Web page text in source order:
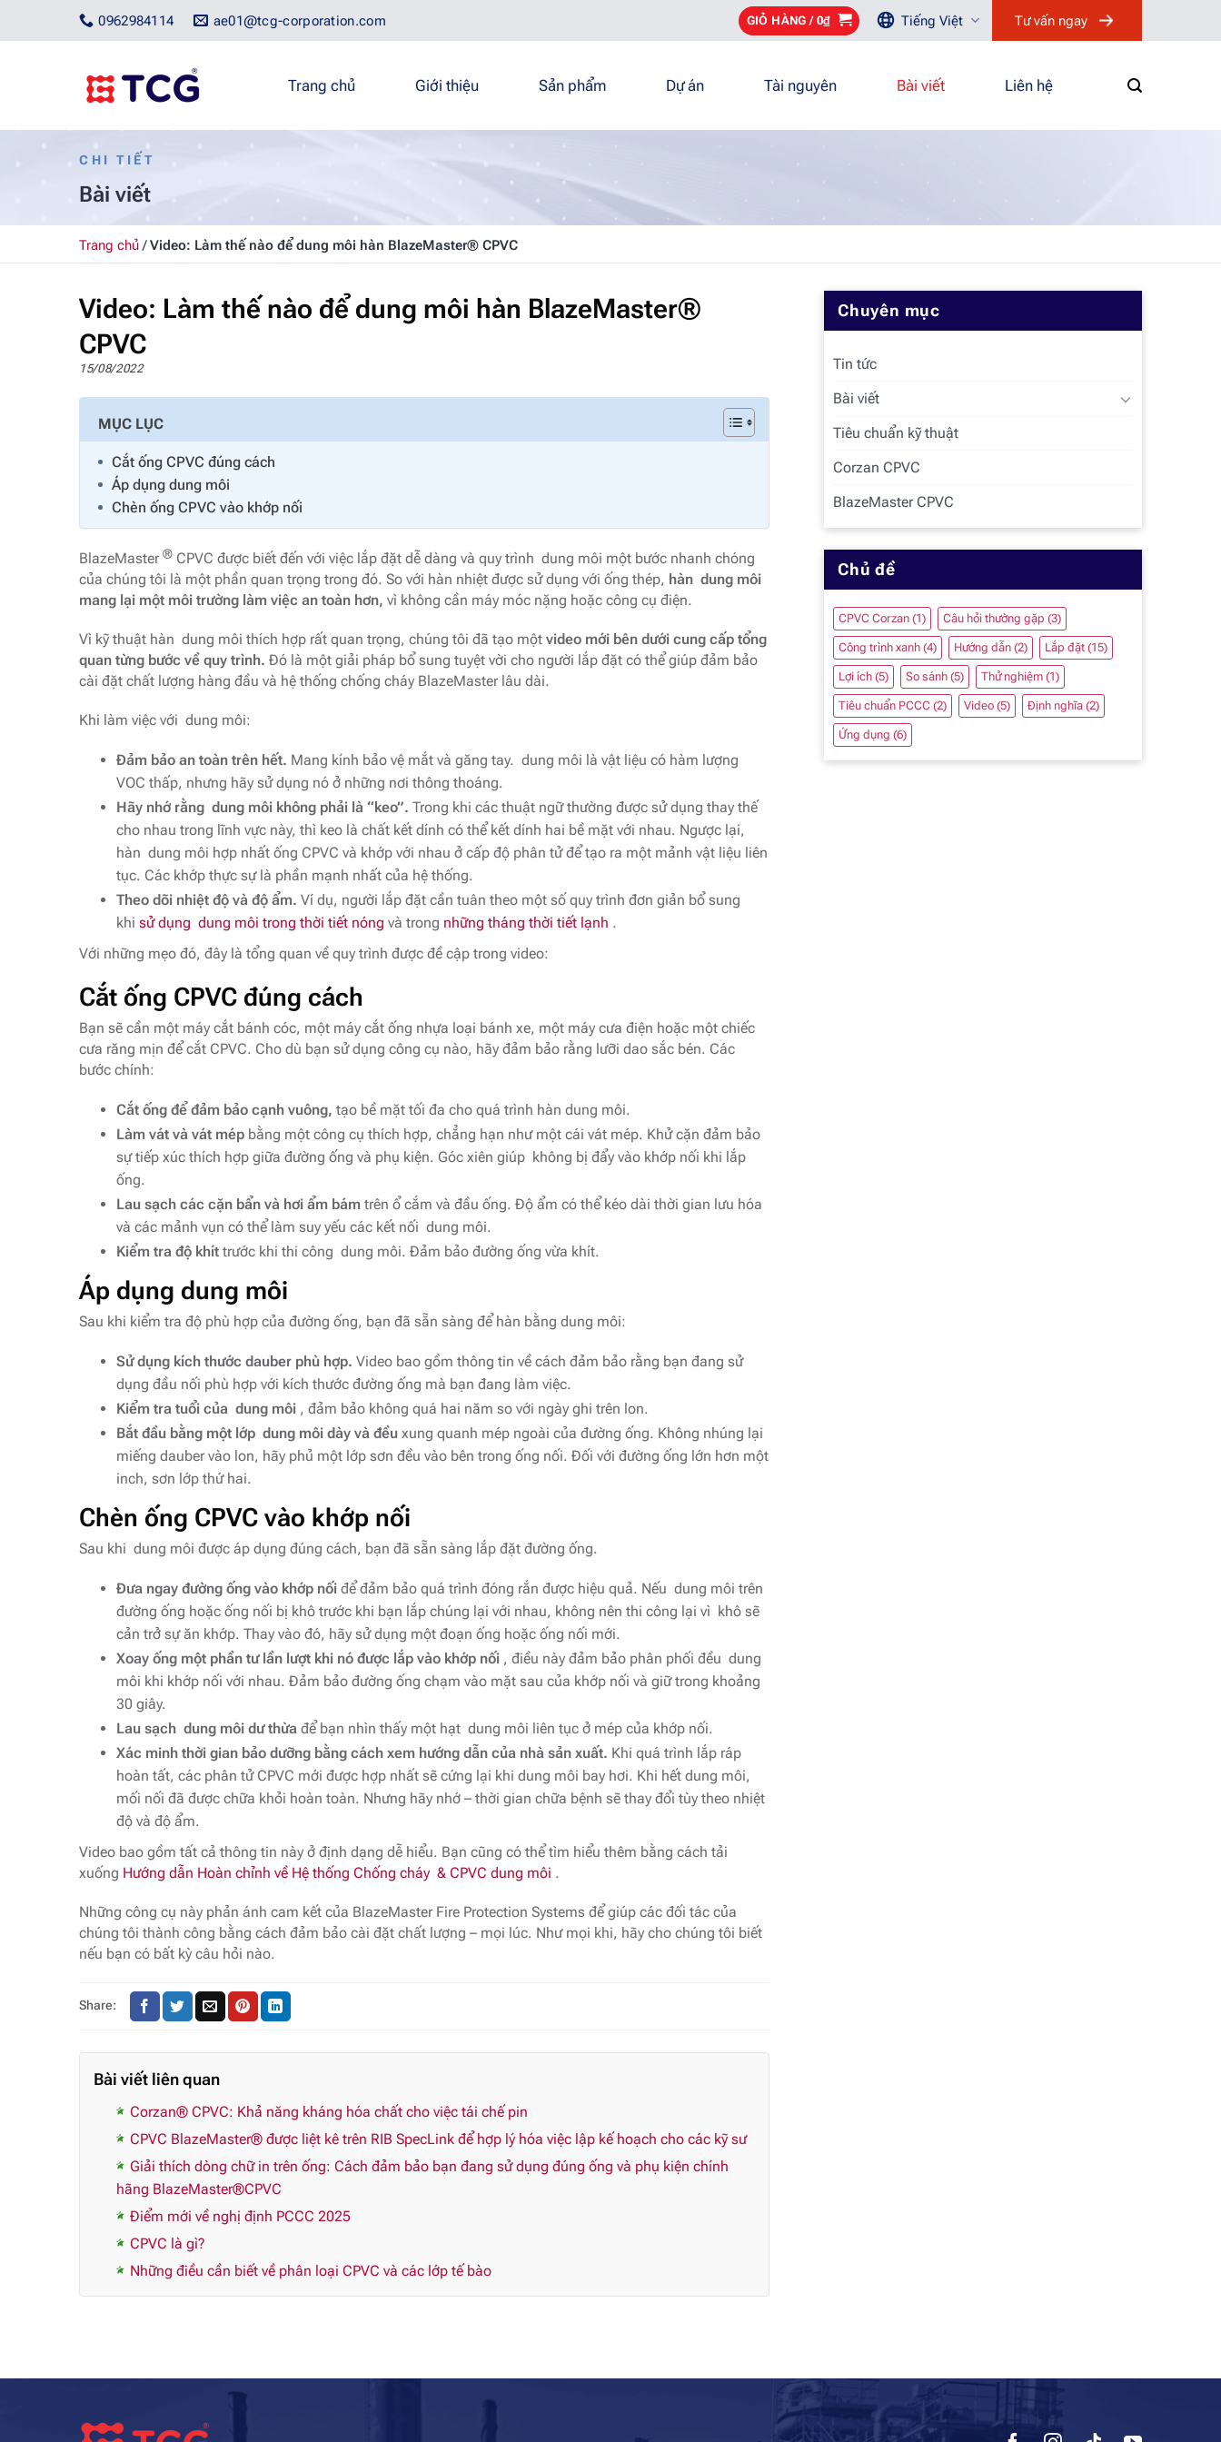
ae01@tcg-corporation.com
0962984114 GIỎ HÀNG / 0₫ Tiếng Việt Tư vấn ngay
Trang chủ Giới thiệu Sản phẩm Dự án Tài nguyên Bài viết Liên hệ
CHI TIẾT
Bài viết
Trang chủ/Video: Làm thế nào để dung môi hàn BlazeMaster® CPVC
Video: Làm thế nào để dung môi hàn BlazeMaster®
CPVC
15/08/2022
MỤC LỤC
Cắt ống CPVC đúng cách
Áp dụng dung môi
Chèn ống CPVC vào khớp nối
BlazeMaster ® CPVC được biết đến với việc lắp đặt dễ dàng và quy trình dung môi một bước nhanh chóng
của chúng tôi là một phần quan trọng trong đó. So với hàn nhiệt được sử dụng với ống thép, hàn dung môi
mang lại một môi trường làm việc an toàn hơn, vì không cần máy móc nặng hoặc công cụ điện.
Vì kỹ thuật hàn dung môi thích hợp rất quan trọng, chúng tôi đã tạo một video mới bên dưới cung cấp tổng
quan từng bước về quy trình. Đó là một giải pháp bổ sung tuyệt vời cho người lắp đặt có thể giúp đảm bảo
cài đặt chất lượng hàng đầu và hệ thống chống cháy BlazeMaster lâu dài.
Khi làm việc với dung môi:
Đảm bảo an toàn trên hết. Mang kính bảo vệ mắt và găng tay. dung môi là vật liệu có hàm lượng
VOC thấp, nhưng hãy sử dụng nó ở những nơi thông thoáng.
Hãy nhớ rằng dung môi không phải là “keo”. Trong khi các thuật ngữ thường được sử dụng thay thế
cho nhau trong lĩnh vực này, thì keo là chất kết dính có thể kết dính hai bề mặt với nhau. Ngược lại,
hàn dung môi hợp nhất ống CPVC và khớp với nhau ở cấp độ phân tử để tạo ra một mảnh vật liệu liên
tục. Các khớp thực sự là phần mạnh nhất của hệ thống.
Theo dõi nhiệt độ và độ ẩm. Ví dụ, người lắp đặt cần tuân theo một số quy trình đơn giản bổ sung
khi sử dụng dung môi trong thời tiết nóng và trong những tháng thời tiết lạnh .
Với những mẹo đó, đây là tổng quan về quy trình được đề cập trong video:
Cắt ống CPVC đúng cách
Bạn sẽ cần một máy cắt bánh cóc, một máy cắt ống nhựa loại bánh xe, một máy cưa điện hoặc một chiếc
cưa răng mịn để cắt CPVC. Cho dù bạn sử dụng công cụ nào, hãy đảm bảo rằng lưỡi dao sắc bén. Các
bước chính:
Cắt ống để đảm bảo cạnh vuông, tạo bề mặt tối đa cho quá trình hàn dung môi.
Làm vát và vát mépbằng một công cụ thích hợp, chẳng hạn như một cái vát mép. Khử cặn đảm bảo
sự tiếp xúc thích hợp giữa đường ống và phụ kiện. Góc xiên giúp không bị đẩy vào khớp nối khi lắp
ống.
Lau sạch các cặn bẩn và hơi ẩm bámtrên ổ cắm và đầu ống. Độ ẩm có thể kéo dài thời gian lưu hóa
và các mảnh vụn có thể làm suy yếu các kết nối dung môi.
Kiểm tra độ khíttrước khi thi công dung môi. Đảm bảo đường ống vừa khít.
Áp dụng dung môi
Sau khi kiểm tra độ phù hợp của đường ống, bạn đã sẵn sàng để hàn bằng dung môi:
Sử dụng kích thước dauber phù hợp. Video bao gồm thông tin về cách đảm bảo rằng bạn đang sử
dụng đầu nối phù hợp với kích thước đường ống mà bạn đang làm việc.
Kiểm tra tuổi của dung môi, đảm bảo không quá hai năm so với ngày ghi trên lon.
Bắt đầu bằng một lớp dung môi dày và đềuxung quanh mép ngoài của đường ống. Không nhúng lại
miếng dauber vào lon, hãy phủ một lớp sơn đều vào bên trong ống nối. Đối với đường ống lớn hơn một
inch, sơn lớp thứ hai.
Chèn ống CPVC vào khớp nối
Sau khi dung môi được áp dụng đúng cách, bạn đã sẵn sàng lắp đặt đường ống.
Đưa ngay đường ống vào khớp nốiđể đảm bảo quá trình đóng rắn được hiệu quả. Nếu dung môi trên
đường ống hoặc ống nối bị khô trước khi bạn lắp chúng lại với nhau, không nên thi công lại vì khô sẽ
cản trở sự ăn khớp. Thay vào đó, hãy sử dụng một đoạn ống hoặc ống nối mới.
Xoay ống một phần tư lần lượt khi nó được lắp vào khớp nối, điều này đảm bảo phân phối đều dung
môi khi khớp nối với nhau. Đảm bảo đường ống chạm vào mặt sau của khớp nối và giữ trong khoảng
30 giây.
Lau sạch dung môi dư thừađể bạn nhìn thấy một hạt dung môi liên tục ở mép của khớp nối.
Xác minh thời gian bảo dưỡng bằng cách xem hướng dẫn của nhà sản xuất. Khi quá trình lắp ráp
hoàn tất, các phân tử CPVC mới được hợp nhất sẽ cứng lại khi dung môi bay hơi. Khi hết dung môi,
mối nối đã được chữa khỏi hoàn toàn. Nhưng hãy nhớ – thời gian chữa bệnh sẽ thay đổi tùy theo nhiệt
độ và độ ẩm.
Video bao gồm tất cả thông tin này ở định dạng dễ hiểu. Bạn cũng có thể tìm hiểu thêm bằng cách tải
xuống Hướng dẫn Hoàn chỉnh về Hệ thống Chống cháy & CPVC dung môi .
Những công cụ này phản ánh cam kết của BlazeMaster Fire Protection Systems để giúp các đối tác của
chúng tôi thành công bằng cách đảm bảo cài đặt chất lượng – mọi lúc. Như mọi khi, hãy cho chúng tôi biết
nếu bạn có bất kỳ câu hỏi nào.
Share:
Bài viết liên quan
Corzan® CPVC: Khả năng kháng hóa chất cho việc tái chế pin
CPVC BlazeMaster® được liệt kê trên RIB SpecLink để hợp lý hóa việc lập kế hoạch cho các kỹ sư
Giải thích dòng chữ in trên ống: Cách đảm bảo bạn đang sử dụng đúng ống và phụ kiện chính
hãng BlazeMaster®CPVC
Điểm mới về nghị định PCCC 2025
CPVC là gì?
Những điều cần biết về phân loại CPVC và các lớp tế bào
Chuyên mục
Tin tức
Bài viết
Tiêu chuẩn kỹ thuật
Corzan CPVC
BlazeMaster CPVC
Chủ đề
CPVC Corzan (1) Câu hỏi thường gặp (3)
Công trình xanh (4) Hướng dẫn (2) Lắp đặt (15)
Lợi ích (5) So sánh (5) Thử nghiệm (1)
Tiêu chuẩn PCCC (2) Video (5) Định nghĩa (2)
Ứng dụng (6)